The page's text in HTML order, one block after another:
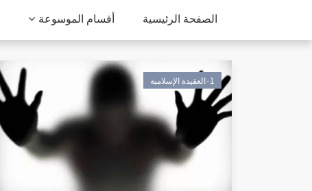
الصفحة الرئيسية أقسام الموسوعة
٠1العقيدة الإسلامية